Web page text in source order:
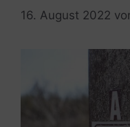
16. August 2022